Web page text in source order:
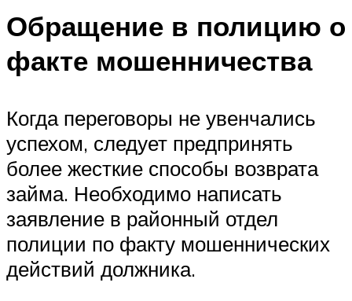
Обращение в полицию о
факте мошенничества
Когда переговоры не увенчались
успехом, следует предпринять
более жесткие способы возврата
займа. Необходимо написать
заявление в районный отдел
полиции по факту мошеннических
действий должника.